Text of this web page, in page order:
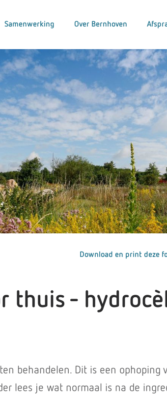
Samenwerking Over Bernhoven
Download en print deze
thuis -
behandelen. Dit is een ophoping
lees je wat normaal is na de